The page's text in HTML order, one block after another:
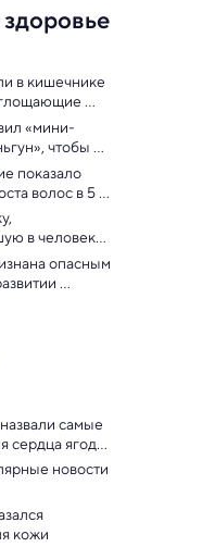
в кишечнике
«мини-
чтобы
космоса на
показало
волос в 5
методе
в человеке
пришлось
опасным
самые
сердца ягоды
новости
кожи